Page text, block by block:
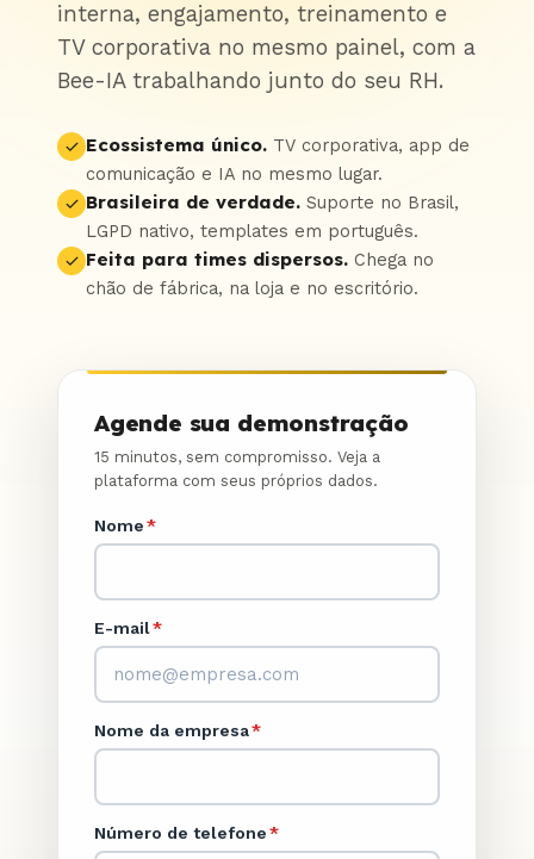
interna, engajamento, treinamento e
TV corporativa no mesmo painel, com a
Bee-IA trabalhando junto do seu RH.
Ecossistema único. TV corporativa, app de
comunicação e IA no mesmo lugar.
Brasileira de verdade. Suporte no Brasil,
LGPD nativo, templates em português.
Feita para times dispersos. Chega no
chão de fábrica, na loja e no escritório.
Agende sua demonstração
15 minutos, sem compromisso. Veja a
plataforma com seus próprios dados.
Nome*
E-mail*
Nome da empresa*
Número de telefone*